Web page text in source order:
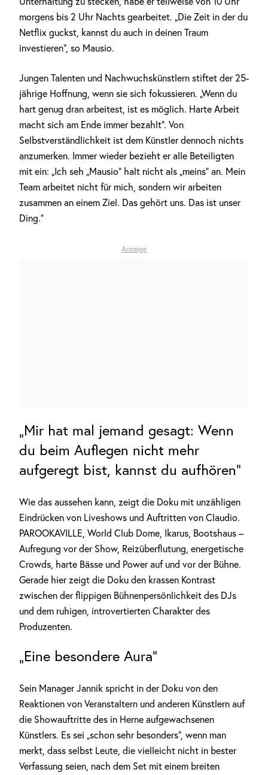
morgens bis 2 Uhr Nachts gearbeitet. „Die Zeit in der du
Netflix guckst, kannst du auch in deinen Traum
investieren“, so Mausio.
Jungen Talenten und Nachwuchskünstlern stiftet der 25-
jährige Hoffnung, wenn sie sich fokussieren. „Wenn du
hart genug dran arbeitest, ist es möglich. Harte Arbeit
macht sich am Ende immer bezahlt“. Von
Selbstverständlichkeit ist dem Künstler dennoch nichts
anzumerken. Immer wieder bezieht er alle Beteiligten
mit ein: „Ich seh „Mausio“ halt nicht als „meins“ an. Mein
Team arbeitet nicht für mich, sondern wir arbeiten
zusammen an einem Ziel. Das gehört uns. Das ist unser
Ding.“
Anzeige
„Mir hat mal jemand gesagt: Wenn
du beim Auflegen nicht mehr
aufgeregt bist, kannst du aufhören“
Wie das aussehen kann, zeigt die Doku mit unzähligen
Eindrücken von Liveshows und Auftritten von Claudio.
PAROOKAVILLE, World Club Dome, Ikarus, Bootshaus –
Aufregung vor der Show, Reizüberflutung, energetische
Crowds, harte Bässe und Power auf und vor der Bühne.
Gerade hier zeigt die Doku den krassen Kontrast
zwischen der flippigen Bühnenpersönlichkeit des DJs
und dem ruhigen, introvertierten Charakter des
Produzenten.
„Eine besondere Aura“
Sein Manager Jannik spricht in der Doku von den
Reaktionen von Veranstaltern und anderen Künstlern auf
die Showauftritte des in Herne aufgewachsenen
Künstlers. Es sei „schon sehr besonders“, wenn man
merkt, dass selbst Leute, die vielleicht nicht in bester
Verfassung seien, nach dem Set mit einem breiten